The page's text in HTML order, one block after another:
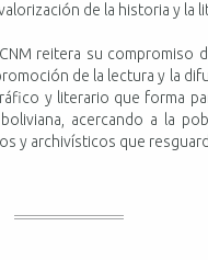
de la historia y la
reitera su compromiso
de la lectura y la
y literario que forma
acercando a la
y archivísticos que